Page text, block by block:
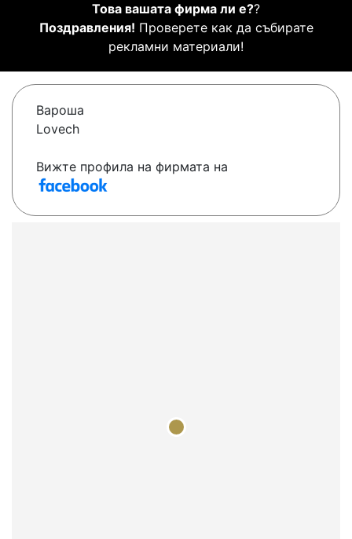
Това вашата фирма ли е??
Поздравления! Проверете как да събирате
рекламни материали!
Вароша
Lovech
Вижте профила на фирмата на